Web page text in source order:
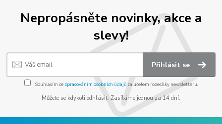
Nepropásněte novinky, akce a
slevy!
Přihlásit se
Souhlasím se zpracováním osobních údajůza účelem rozesílky newsletteru.
Můžete se kdykoli odhlásit. Zasíláme jednou za 14 dní.